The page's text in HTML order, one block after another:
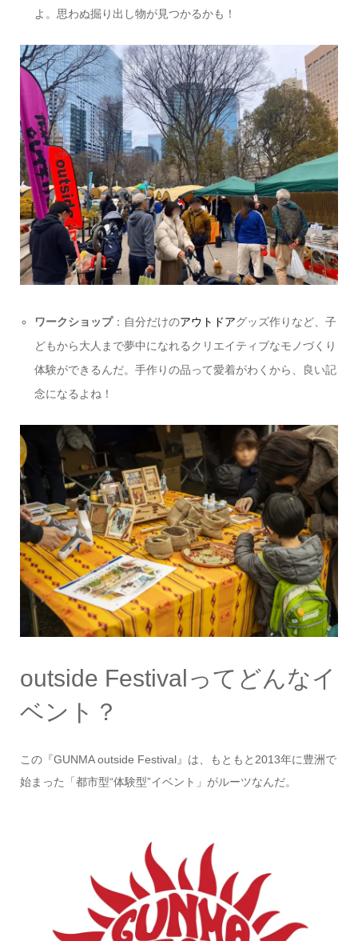
よ。思わぬ掘り出し物が見つかるかも！
ワークショップ：自分だけのアウトドアグッズ作りなど、子
どもから大人まで夢中になれるクリエイティブなモノづくり
体験ができるんだ。手作りの品って愛着がわくから、良い記
念になるよね！
outside Festivalってどんなイ
ベント？
この『GUNMA outside Festival』は、もともと2013年に豊洲で
始まった「都市型“体験型”イベント」がルーツなんだ。